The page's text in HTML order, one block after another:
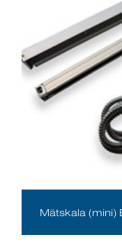
Mätskala (mini)